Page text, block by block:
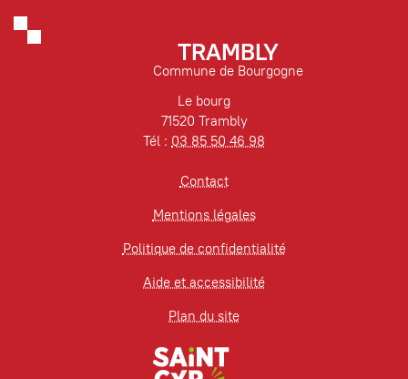
TRAMBLY
Commune de Bourgogne
Le bourg
71520 Trambly
Tél : 03 85 50 46 98
Contact
Mentions légales
Politique de confidentialité
Aide et accessibilité
Plan du site